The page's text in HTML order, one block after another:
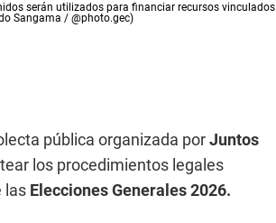
serán utilizados para financiar recursos vinculados
Sangama / @photo.gec)
pública organizada porJuntos
los procedimientos legales
las Elecciones Generales 2026.